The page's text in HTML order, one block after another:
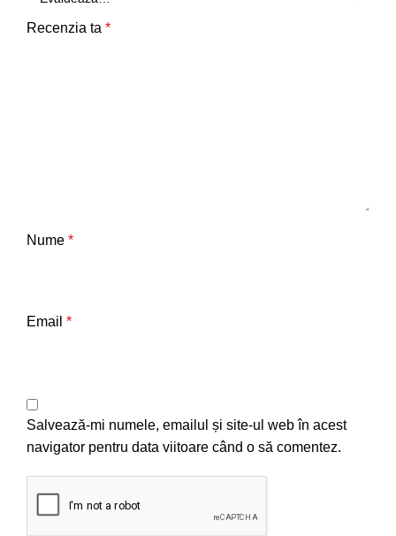
Recenzia ta *
Nume *
Email *
Salvează-mi numele, emailul și site-ul web în acest
navigator pentru data viitoare când o să comentez.